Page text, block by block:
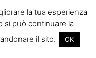
la tua esperienza
si può continuare la
il sito.
OK